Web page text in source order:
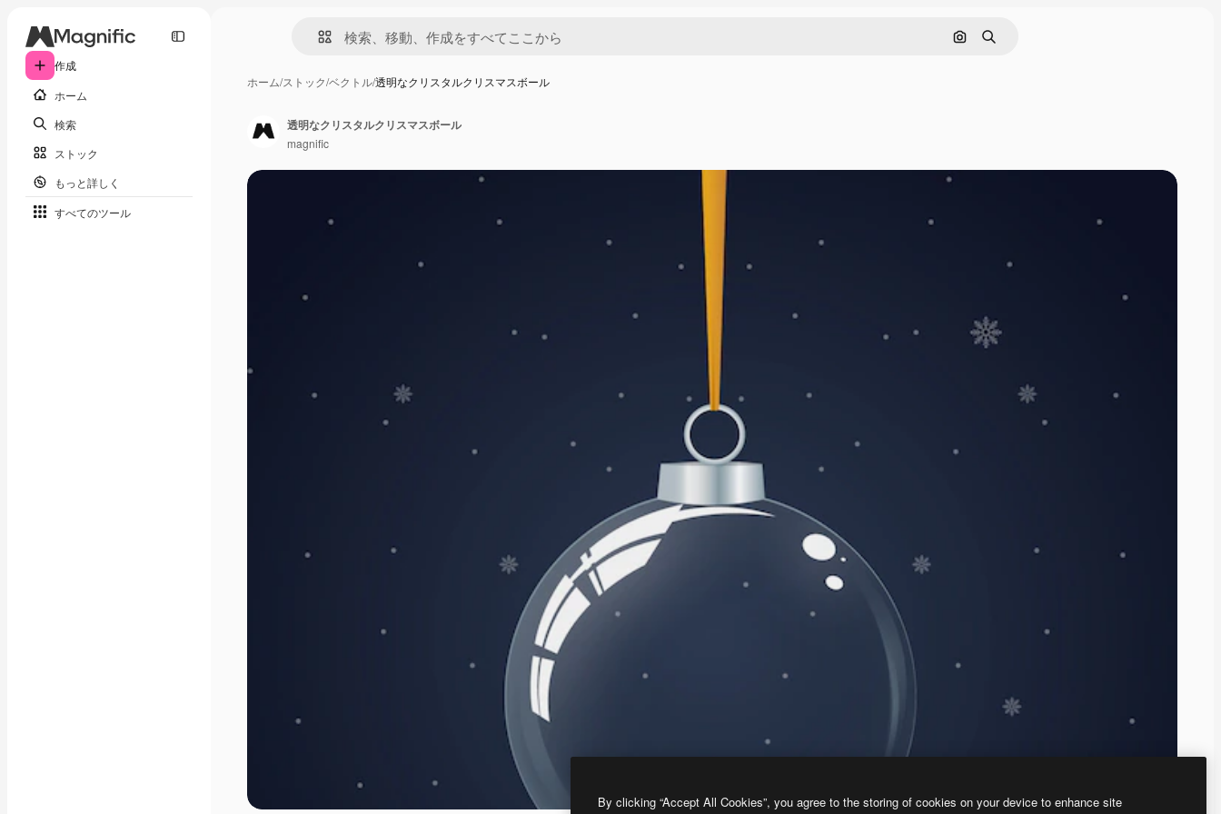
作成
ホーム
検索
ストック
もっと詳しく
すべてのツール
画像で検索
検索
ホーム/ストック/ベクトル/透明なクリスタルクリスマスボール
透明なクリスタルクリスマスボール
magnific
By clicking “Accept All Cookies”, you agree to the storing of cookies on your device to enhance site